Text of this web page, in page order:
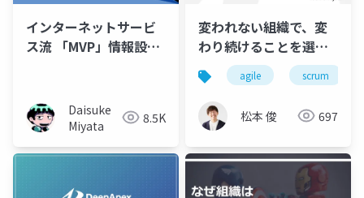
インターネットサービ
ス流 「MVP」情報設計
Daisuke
Miyata
8.5K
変われない組織で、変
わり続けることを選ん
だ
agile scrum
松本 俊 697